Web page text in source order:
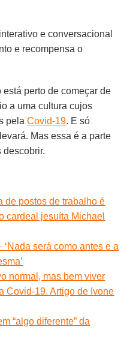
e conversacional
e recompensa o
perto de começar de
a uma cultura cujos
pelaCovid-19. E só
Mas essa é a parte
descobrir.
de postos de trabalho é
cardeal jesuíta Michael
será como antes e a
normal, mas bem viver
Covid-19. Artigo de Ivone
“algo diferente” da